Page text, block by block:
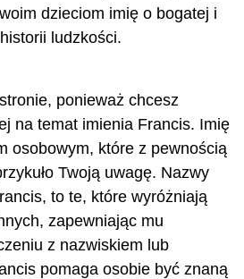
dzieciom imię o bogatej i
ludzkości.
ponieważ chcesz
na temat imienia Francis. Imię
osobowym, które z pewnością
Twoją uwagę. Nazwy
to te, które wyróżniają
zapewniając mu
z nazwiskiem lub
pomaga osobie być znaną